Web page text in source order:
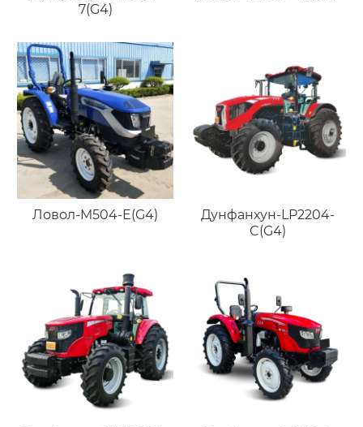
7(G4)
Ловол-M504-E(G4)
Дунфанхун-LP2204-
C(G4)